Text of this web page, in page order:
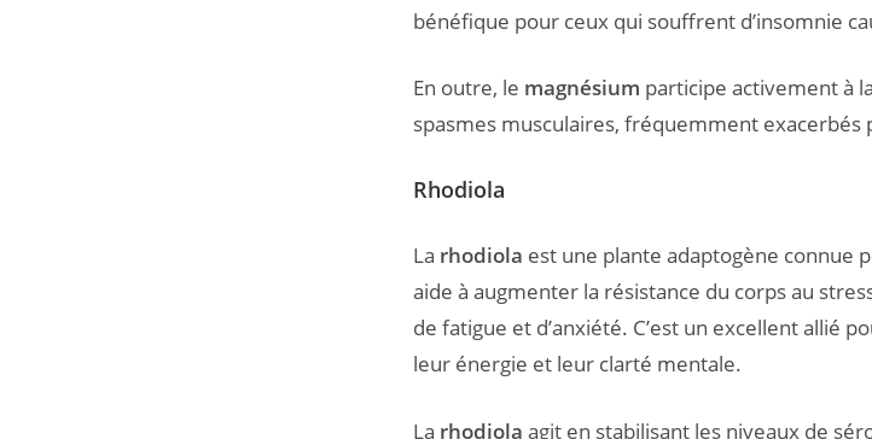
bénéfique pour ceux qui souffrent d’insomnie
En outre, le magnésium participe activement à
spasmes musculaires, fréquemment exacerbés
Rhodiola
La rhodiola est une plante adaptogène connue
aide à augmenter la résistance du corps au
de fatigue et d’anxiété. C’est un excellent allié
leur énergie et leur clarté mentale.
La rhodiola agit en stabilisant les niveaux de